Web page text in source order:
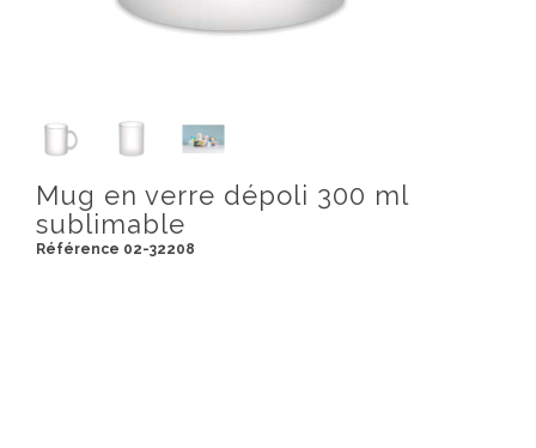
Mug en verre dépoli 300 ml
sublimable
Référence 02-32208